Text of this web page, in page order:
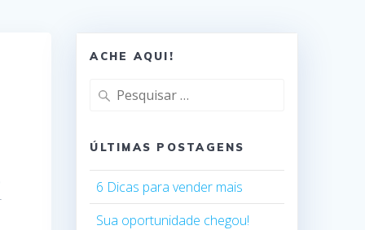
ACHE AQUI!
ÚLTIMAS POSTAGENS
6 Dicas para vender mais
Sua oportunidade chegou!